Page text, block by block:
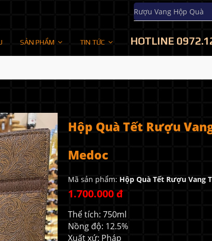
Rượu Vang Hộp Quà
SẢN PHẨM TIN TỨC HOTLINE
Hộp Quà Tết Rượu
Medoc
Mã sản phẩm: Hộp Quà Tết Rượu Vang
1.700.000 đ
Thể tích: 750ml
Nồng độ: 12.5%
Xuất xứ: Pháp